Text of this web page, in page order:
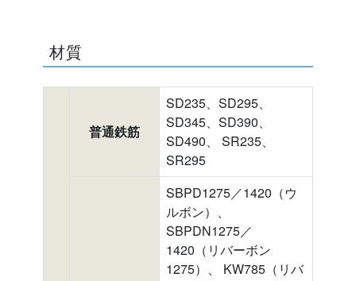
材質
普通鉄筋
SD235、SD295、
SD345、SD390、
SD490、 SR235、
SR295
SBPD1275／1420（ウ
ルボン）、
SBPDN1275／
1420（リバーボン
1275）、 KW785（リバ